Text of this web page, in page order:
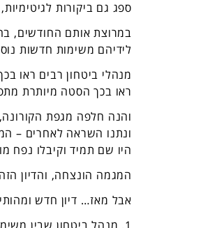
ספג גם ביקורות לגיטימיות,
במרוצת אותם החודשים,
לידיהם משימות חדשות
מנהלי ביטחון רבים ראו
ראו בכך הסטה מיותרת
והנה חלפה מגפת
ונתנו השראה לאחרים –
היו שם תמיד וקיבלו נפח
המגמה הונצחה, והדיון
אבל מאז… דיון חדש